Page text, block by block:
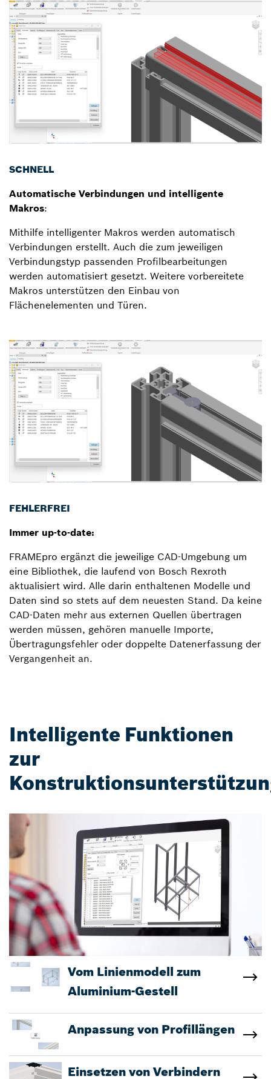
SCHNELL
Automatische Verbindungen und intelligente
Makros:
Mithilfe intelligenter Makros werden automatisch
Verbindungen erstellt. Auch die zum jeweiligen
Verbindungstyp passenden Profilbearbeitungen
werden automatisiert gesetzt. Weitere vorbereitete
Makros unterstützen den Einbau von
Flächenelementen und Türen.
FEHLERFREI
Immer up-to-date:
FRAMEpro ergänzt die jeweilige CAD-Umgebung um
eine Bibliothek, die laufend von Bosch Rexroth
aktualisiert wird. Alle darin enthaltenen Modelle und
Daten sind so stets auf dem neuesten Stand. Da keine
CAD-Daten mehr aus externen Quellen übertragen
werden müssen, gehören manuelle Importe,
Übertragungsfehler oder doppelte Datenerfassung der
Vergangenheit an.
Intelligente Funktionen
zur
Vom Linienmodell zum
Aluminium-Gestell
Anpassung von Profillängen
Einsetzen von Verbindern